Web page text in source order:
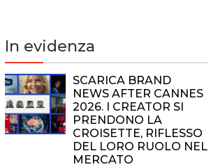
In evidenza
SCARICA BRAND
NEWS AFTER CANNES
2026. I CREATOR SI
PRENDONO LA
CROISETTE, RIFLESSO
DEL LORO RUOLO NEL
MERCATO